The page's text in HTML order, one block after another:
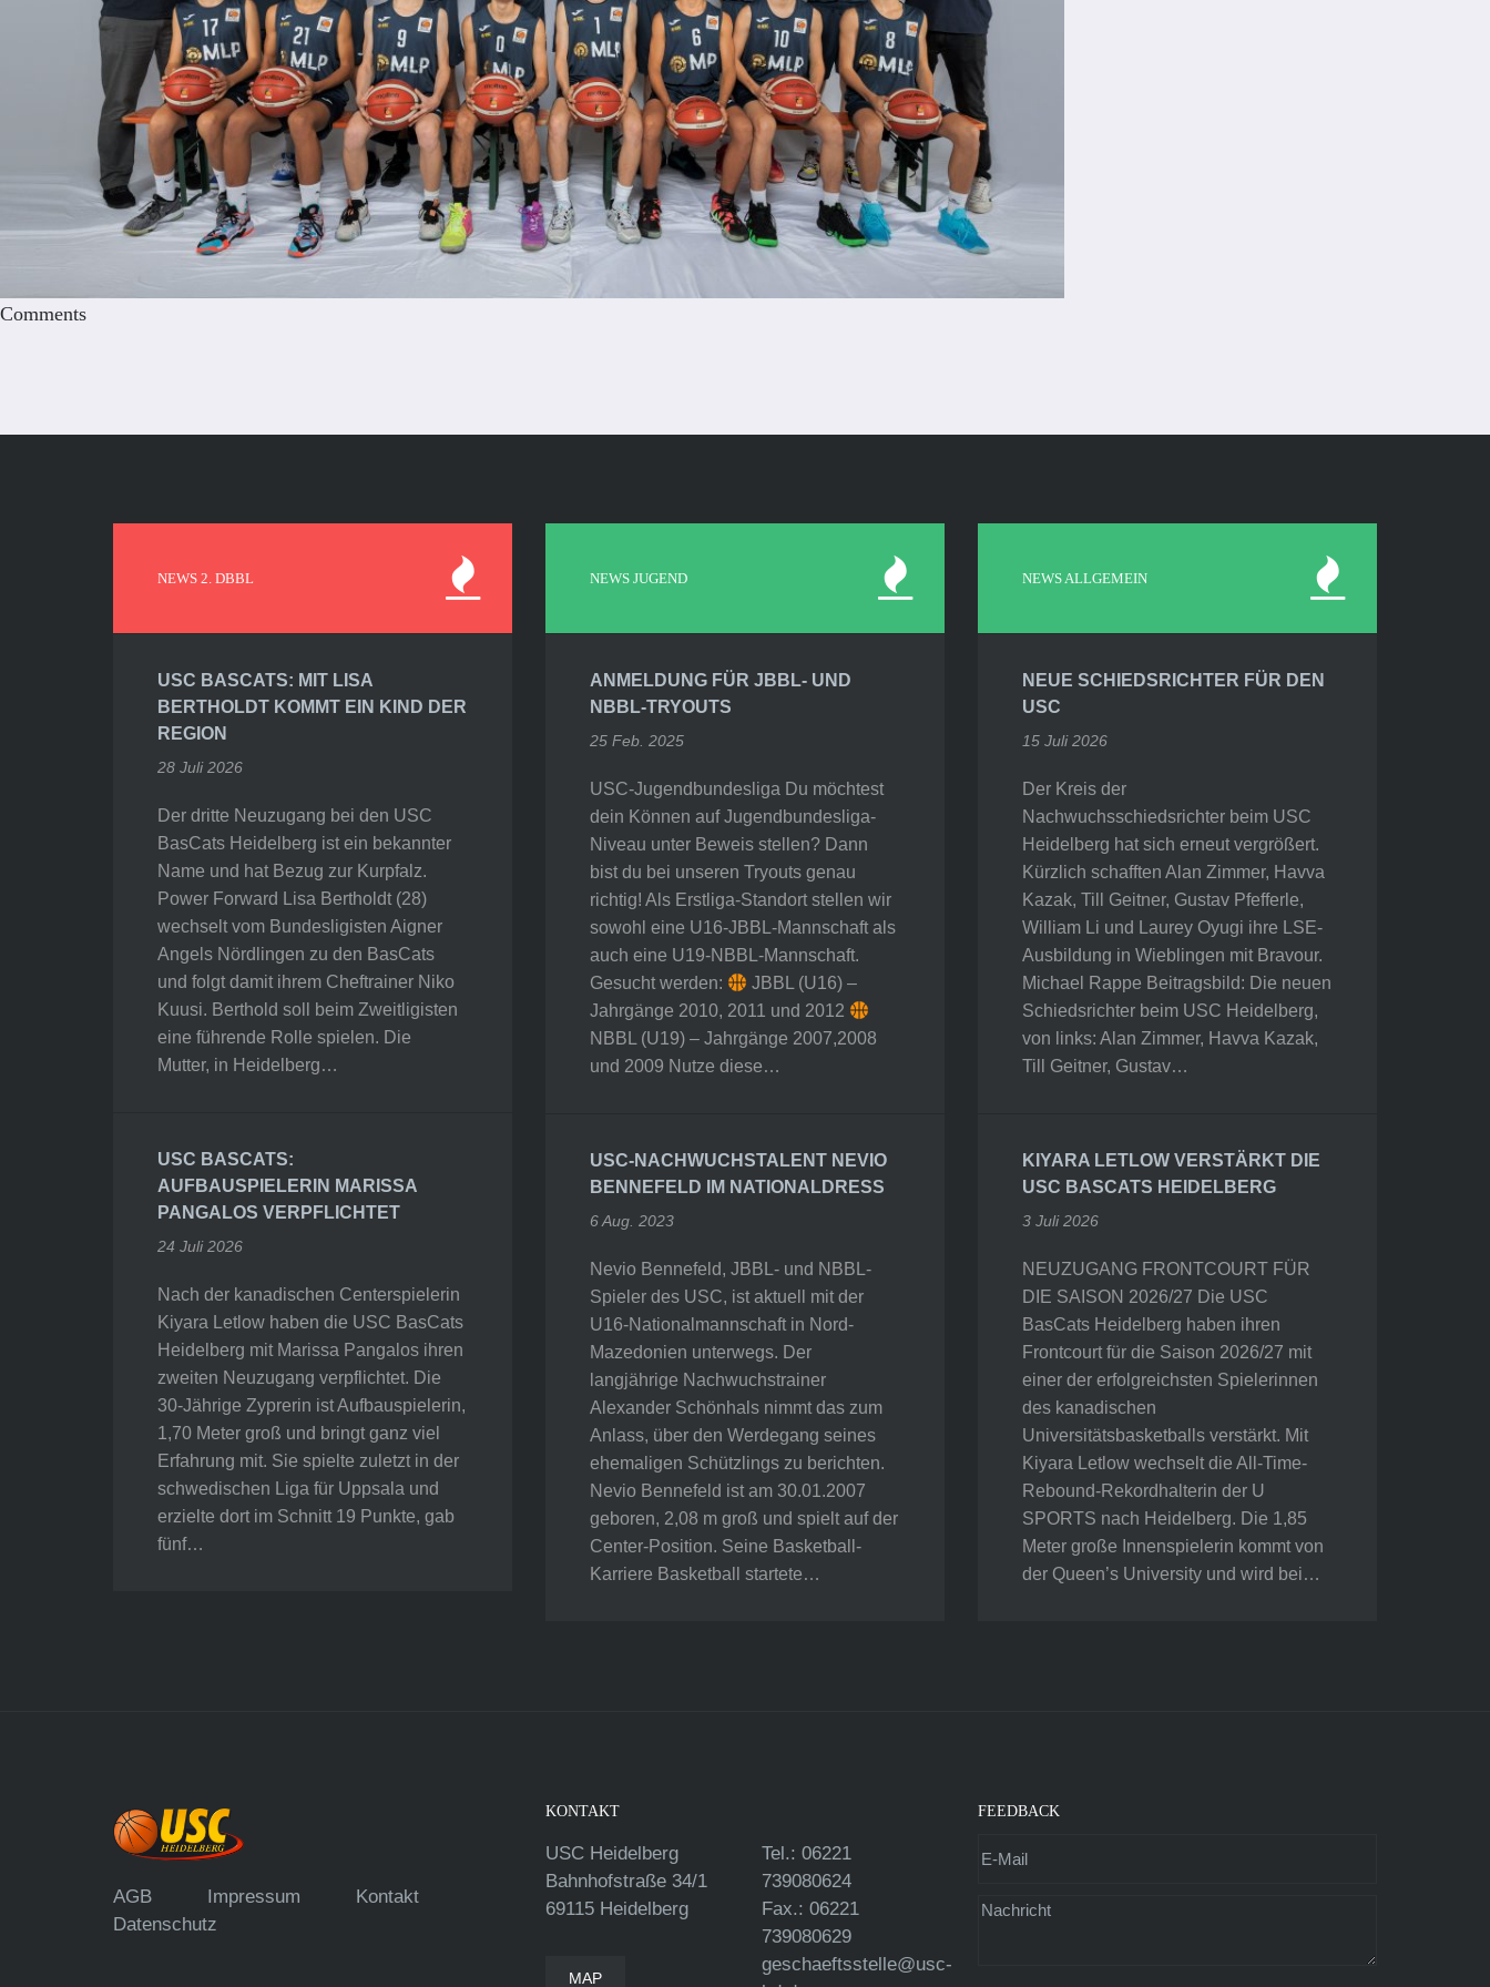
Comments
NEWS 2. DBBL
USC BASCATS: MIT LISA
BERTHOLDT KOMMT EIN KIND DER
REGION
28 Juli 2026
Der dritte Neuzugang bei den USC
BasCats Heidelberg ist ein bekannter
Name und hat Bezug zur Kurpfalz.
Power Forward Lisa Bertholdt (28)
wechselt vom Bundesligisten Aigner
Angels Nördlingen zu den BasCats
und folgt damit ihrem Cheftrainer Niko
Kuusi. Berthold soll beim Zweitligisten
eine führende Rolle spielen. Die
Mutter, in Heidelberg…
USC BASCATS:
AUFBAUSPIELERIN MARISSA
PANGALOS VERPFLICHTET
24 Juli 2026
Nach der kanadischen Centerspielerin
Kiyara Letlow haben die USC BasCats
Heidelberg mit Marissa Pangalos ihren
zweiten Neuzugang verpflichtet. Die
30-Jährige Zyprerin ist Aufbauspielerin,
1,70 Meter groß und bringt ganz viel
Erfahrung mit. Sie spielte zuletzt in der
schwedischen Liga für Uppsala und
erzielte dort im Schnitt 19 Punkte, gab
fünf…
NEWS JUGEND
ANMELDUNG FÜR JBBL- UND
NBBL-TRYOUTS
25 Feb. 2025
USC-Jugendbundesliga Du möchtest
dein Können auf Jugendbundesliga-
Niveau unter Beweis stellen? Dann
bist du bei unseren Tryouts genau
richtig! Als Erstliga-Standort stellen wir
sowohl eine U16-JBBL-Mannschaft als
auch eine U19-NBBL-Mannschaft.
Gesucht werden:
JBBL (U16) –
Jahrgänge 2010, 2011 und 2012
NBBL (U19) – Jahrgänge 2007,2008
und 2009 Nutze diese…
USC-NACHWUCHSTALENT NEVIO
BENNEFELD IM NATIONALDRESS
6 Aug. 2023
Nevio Bennefeld, JBBL- und NBBL-
Spieler des USC, ist aktuell mit der
U16-Nationalmannschaft in Nord-
Mazedonien unterwegs. Der
langjährige Nachwuchstrainer
Alexander Schönhals nimmt das zum
Anlass, über den Werdegang seines
ehemaligen Schützlings zu berichten.
Nevio Bennefeld ist am 30.01.2007
geboren, 2,08 m groß und spielt auf der
Center-Position. Seine Basketball-
Karriere Basketball startete…
NEWS ALLGEMEIN
NEUE SCHIEDSRICHTER FÜR DEN
USC
15 Juli 2026
Der Kreis der
Nachwuchsschiedsrichter beim USC
Heidelberg hat sich erneut vergrößert.
Kürzlich schafften Alan Zimmer, Havva
Kazak, Till Geitner, Gustav Pfefferle,
William Li und Laurey Oyugi ihre LSE-
Ausbildung in Wieblingen mit Bravour.
Michael Rappe Beitragsbild: Die neuen
Schiedsrichter beim USC Heidelberg,
von links: Alan Zimmer, Havva Kazak,
Till Geitner, Gustav…
KIYARA LETLOW VERSTÄRKT DIE
USC BASCATS HEIDELBERG
3 Juli 2026
NEUZUGANG FRONTCOURT FÜR
DIE SAISON 2026/27 Die USC
BasCats Heidelberg haben ihren
Frontcourt für die Saison 2026/27 mit
einer der erfolgreichsten Spielerinnen
des kanadischen
Universitätsbasketballs verstärkt. Mit
Kiyara Letlow wechselt die All-Time-
Rebound-Rekordhalterin der U
SPORTS nach Heidelberg. Die 1,85
Meter große Innenspielerin kommt von
der Queen’s University und wird bei…
AGB Impressum
Kontakt
Datenschutz
KONTAKT
USC Heidelberg
Bahnhofstraße 34/1
69115 Heidelberg
MAP
Tel.: 06221
739080624
Fax.: 06221
739080629
geschaeftsstelle@usc-
FEEDBACK